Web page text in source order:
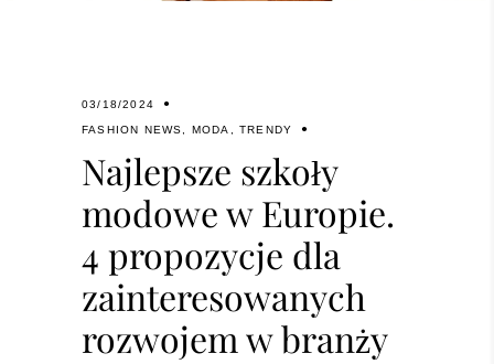
03/18/2024
FASHION NEWS, MODA ,TRENDY
Najlepsze szkoły
modowe w Europie.
4 propozycje dla
zainteresowanych
rozwojem w branży